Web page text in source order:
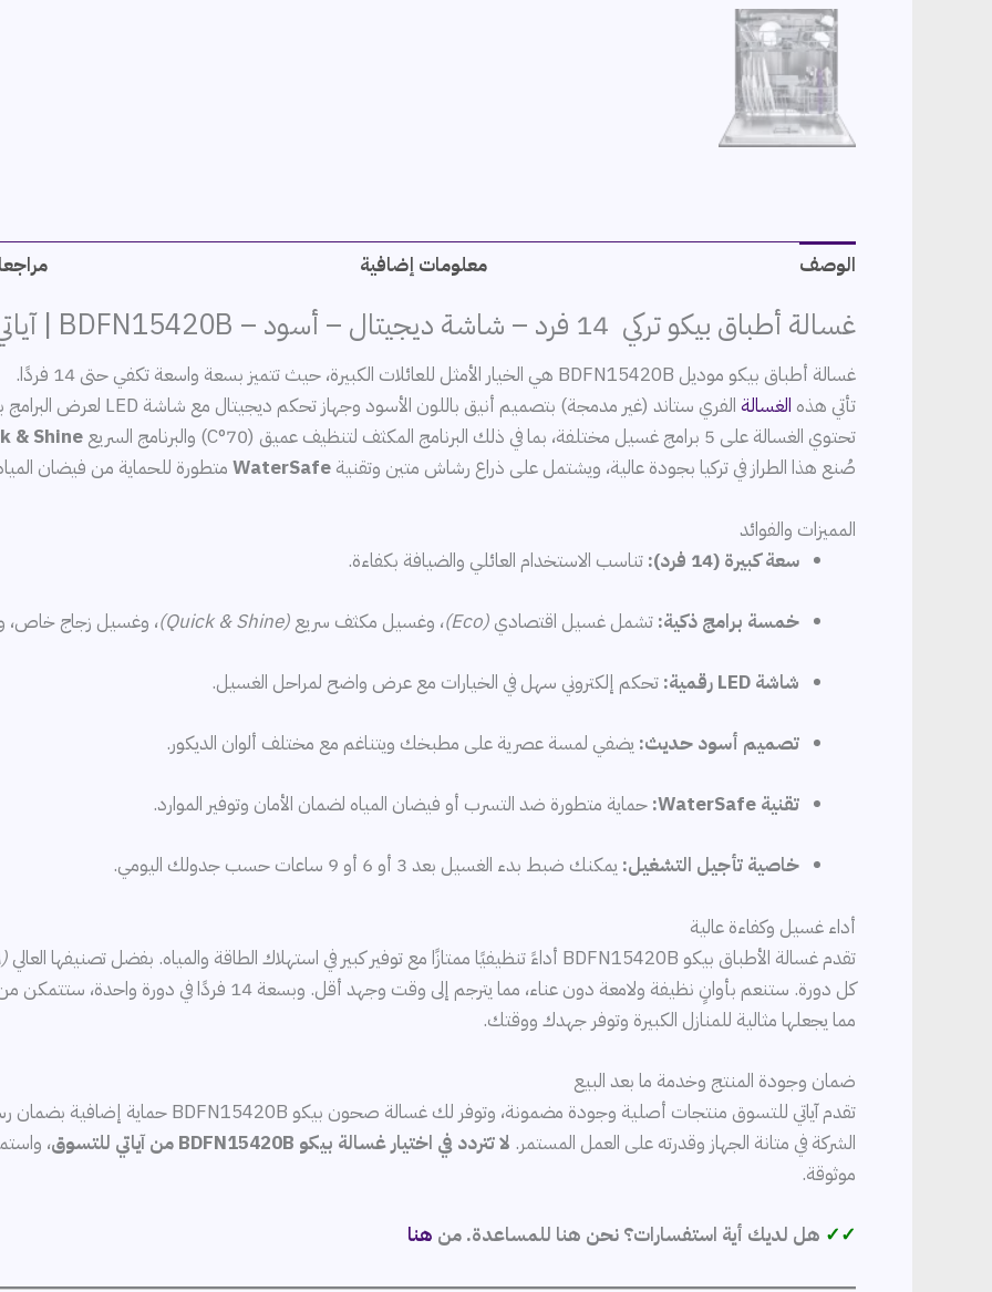
الوصف معلومات إضافية
غسالة أطباق بيكو تركي 14 فرد – شاشة ديجيتال – أسود – BDFN15420B | آياتي للتسوق
غسالة أطباق بيكو موديل BDFN15420B هي الخيار الأمثل للعائلات الكبيرة، حيث تتميز بسعة واسعة تكفي حتى 14 فردًا.
تأتي هذه الغسالة الفري ستاند (غير مدمجة) بتصميم أنيق باللون الأسود وجهاز تحكم ديجيتال مع شاشة LED لعرض البرامج بوضوح.
تحتوي الغسالة على 5 برامج غسيل مختلفة، بما في ذلك البرنامج المكثف لتنظيف عميق (70°C) والبرنامج السريع
& Shine
صُنع هذا الطراز في تركيا بجودة عالية، ويشتمل على ذراع رشاش متين وتقنية WaterSafe متطورة للحماية من فيضان
المميزات والفوائد
سعة كبيرة (14 فرد):
تناسب الاستخدام العائلي والضيافة بكفاءة.
خمسة برامج ذكية: تشمل غسيل اقتصادي (Eco) ، وغسيل مكثف سريع (Quick & Shine) ، وغسيل زجاج
شاشة LED رقمية: تحكم إلكتروني سهل في الخيارات مع عرض واضح لمراحل الغسيل.
تصميم أسود حديث: يضفي لمسة عصرية على مطبخك ويتناغم مع مختلف ألوان الديكور.
تقنية WaterSafe: حماية متطورة ضد التسرب أو فيضان المياه لضمان الأمان وتوفير الموارد.
خاصية تأجيل التشغيل: يمكنك ضبط بدء الغسيل بعد 3 أو 6 أو 9 ساعات حسب جدولك اليومي.
أداء غسيل وكفاءة عالية
تقدم غسالة الأطباق بيكو BDFN15420B أداءً تنظيفيًا ممتازًا مع توفير كبير في استهلاك الطاقة والمياه. بفضل تصنيفها العالي
(A+++)
كل دورة. ستنعم بأوانٍ نظيفة ولامعة دون عناء، مما يترجم إلى
مما يجعلها مثالية للمنازل الكبيرة وتوفر جهدك ووقتك.
ضمان وجودة المنتج وخدمة ما بعد البيع
الشركة في متانة الجهاز وقدرته على العمل المستمر. لا تتردد في اختيار غسالة بيكو BDFN15420B من آياتي للتسوق
،
موثوقة.
✓✓ هل لديك أية استفسارات؟ نحن هنا للمساعدة. من هنا